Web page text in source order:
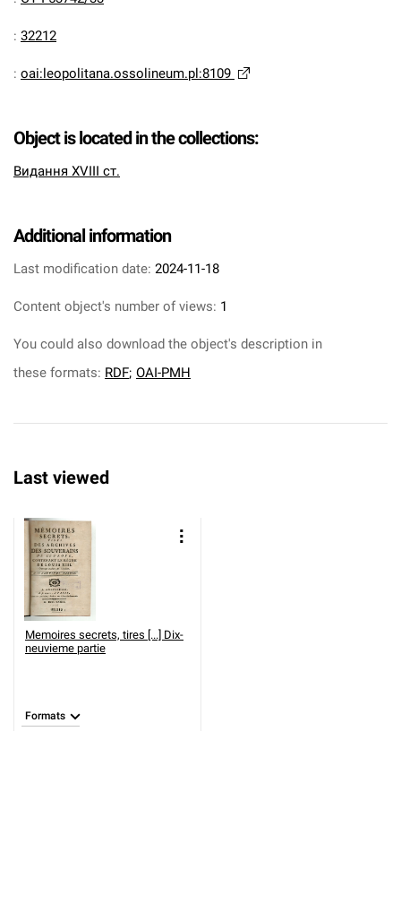
: 32212
: oai:leopolitana.ossolineum.pl:8109
Object is located in the collections:
Видання XVIII ст.
Additional information
Last modification date: 2024-11-18
Content object's number of views: 1
You could also download the object's description in
these formats: RDF; OAI-PMH
Last viewed
Memoires secrets, tires [...] Dix-
neuvieme partie
Formats